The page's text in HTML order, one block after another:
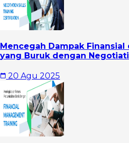
Mencegah Dampak
yang Buruk dengan
20 Agu 2025